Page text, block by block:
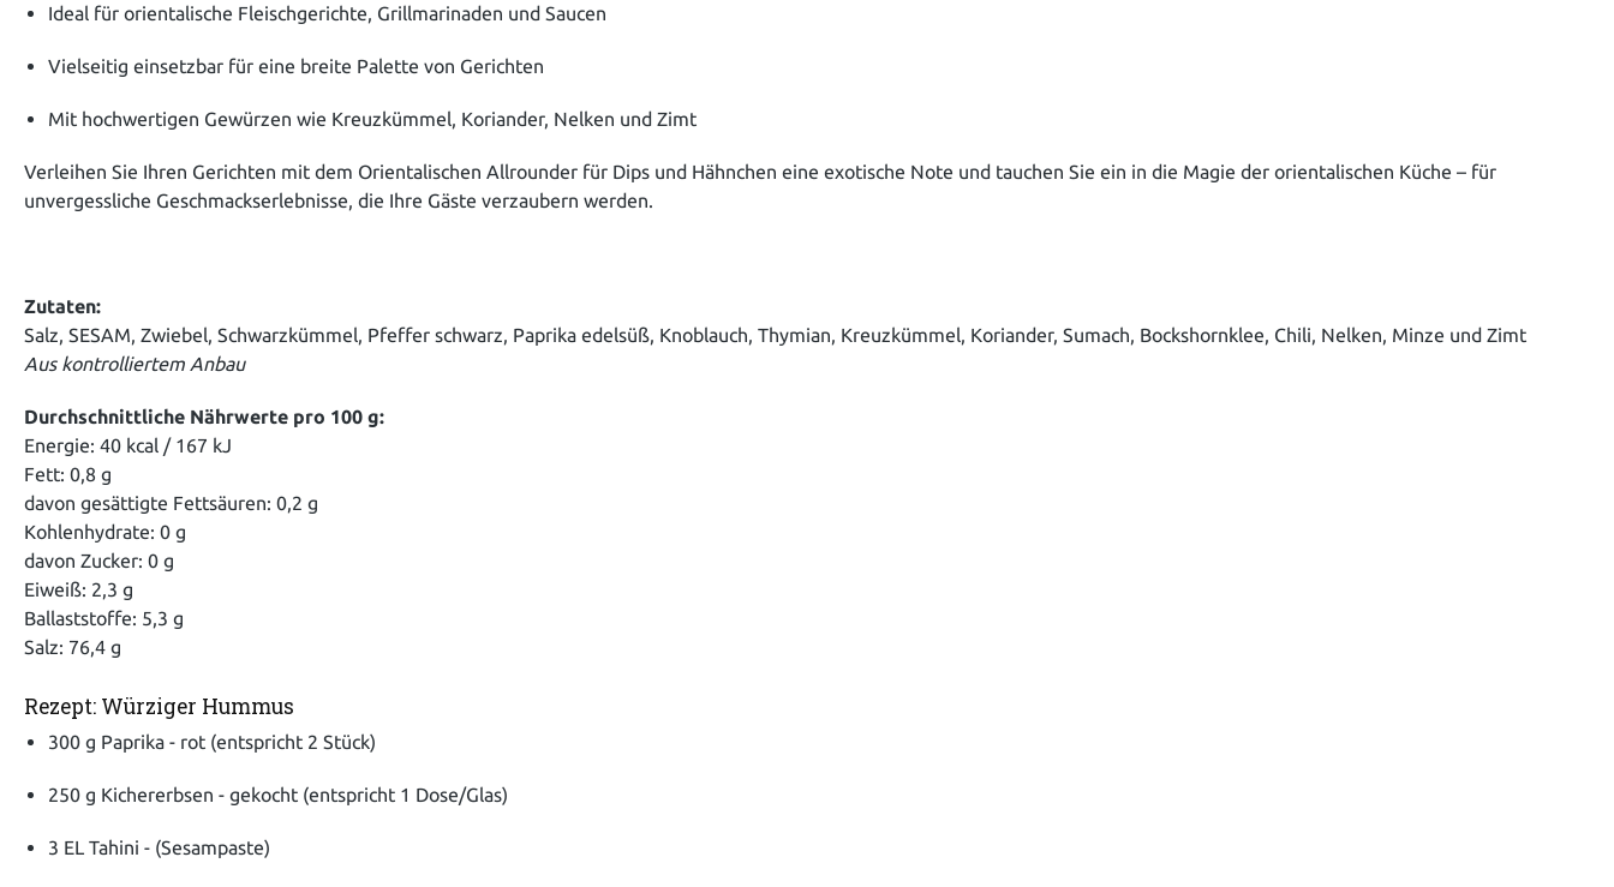
Ideal für orientalische Fleischgerichte, Grillmarinaden und Saucen
Vielseitig einsetzbar für eine breite Palette von Gerichten
Mit hochwertigen Gewürzen wie Kreuzkümmel, Koriander, Nelken und Zimt
Verleihen Sie Ihren Gerichten mit dem Orientalischen Allrounder für Dips und Hähnchen eine exotische Note und tauchen Sie ein in die Magie der orientalischen Küche – für
unvergessliche Geschmackserlebnisse, die Ihre Gäste verzaubern werden.
Zutaten:
Salz, SESAM, Zwiebel, Schwarzkümmel, Pfeffer schwarz, Paprika edelsüß, Knoblauch, Thymian, Kreuzkümmel, Koriander, Sumach, Bockshornklee, Chili, Nelken, Minze und Zimt
Aus kontrolliertem Anbau
Durchschnittliche Nährwerte pro 100 g:
Energie: 40 kcal / 167 kJ
Fett: 0,8 g
davon gesättigte Fettsäuren: 0,2 g
Kohlenhydrate: 0 g
davon Zucker: 0 g
Eiweiß: 2,3 g
Ballaststoffe: 5,3 g
Salz: 76,4 g
Rezept: Würziger Hummus
300 g Paprika - rot (entspricht 2 Stück)
250 g Kichererbsen - gekocht (entspricht 1 Dose/Glas)
3 EL Tahini - (Sesampaste)